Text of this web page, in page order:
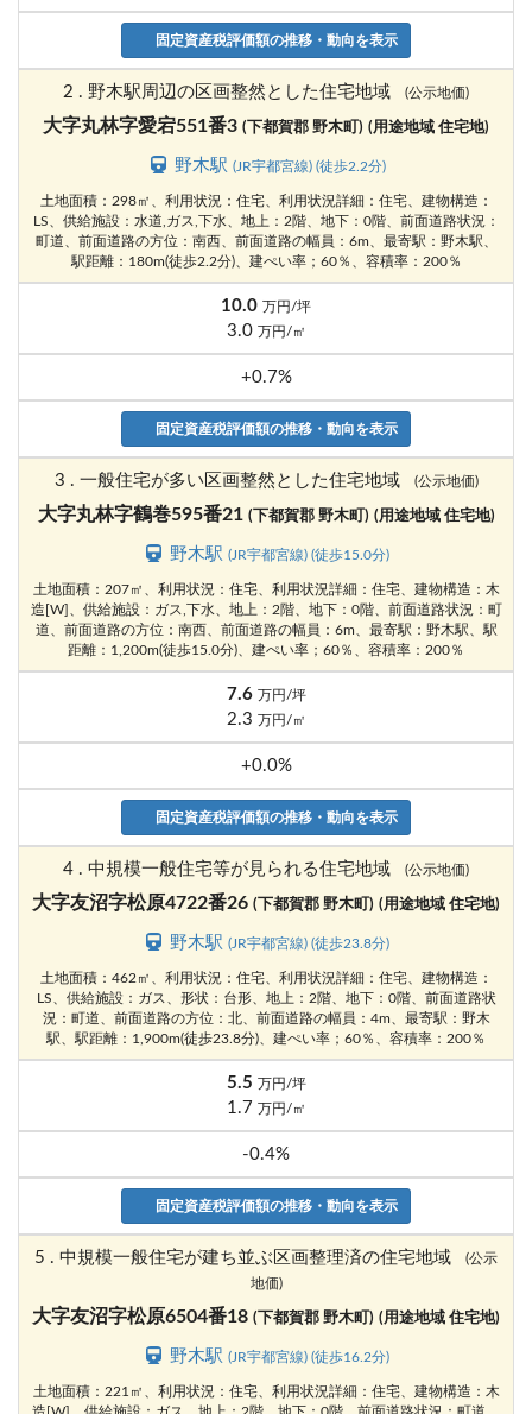
固定資産税評価額の推移・動向を表示
2 . 野木駅周辺の区画整然とした住宅地域 (公示地価)
大字丸林字愛宕551番3 (下都賀郡 野木町) (用途地域 住宅地)
野木駅 (JR宇都宮線) (徒歩2.2分)
土地面積：298㎡、利用状況：住宅、利用状況詳細：住宅、建物構造：
LS、供給施設：水道,ガス,下水、地上：2階、地下：0階、前面道路状況：
町道、前面道路の方位：南西、前面道路の幅員：6m、最寄駅：野木駅、
駅距離：180m(徒歩2.2分)、建ぺい率；60％、容積率：200％
10.0 万円/坪
3.0 万円/㎡
+0.7%
固定資産税評価額の推移・動向を表示
3 . 一般住宅が多い区画整然とした住宅地域 (公示地価)
大字丸林字鶴巻595番21 (下都賀郡 野木町) (用途地域 住宅地)
野木駅(JR宇都宮線) (徒歩15.0分)
土地面積：207㎡、利用状況：住宅、利用状況詳細：住宅、建物構造：木
造[W]、供給施設：ガス,下水、地上：2階、地下：0階、前面道路状況：町
道、前面道路の方位：南西、前面道路の幅員：6m、最寄駅：野木駅、駅
距離：1,200m(徒歩15.0分)、建ぺい率；60％、容積率：200％
7.6 万円/坪
2.3 万円/㎡
+0.0%
固定資産税評価額の推移・動向を表示
4 . 中規模一般住宅等が見られる住宅地域 (公示地価)
大字友沼字松原4722番26 (下都賀郡 野木町) (用途地域 住宅地)
野木駅(JR宇都宮線) (徒歩23.8分)
土地面積：462㎡、利用状況：住宅、利用状況詳細：住宅、建物構造：
LS、供給施設：ガス、形状：台形、地上：2階、地下：0階、前面道路状
況：町道、前面道路の方位：北、前面道路の幅員：4m、最寄駅：野木
駅、駅距離：1,900m(徒歩23.8分)、建ぺい率；60％、容積率：200％
5.5 万円/坪
1.7 万円/㎡
-0.4%
固定資産税評価額の推移・動向を表示
5 . 中規模一般住宅が建ち並ぶ区画整理済の住宅地域
(公示
地価)
大字友沼字松原6504番18 (下都賀郡 野木町) (用途地域 住宅地)
野木駅(JR宇都宮線) (徒歩16.2分)
土地面積：221㎡、利用状況：住宅、利用状況詳細：住宅、建物構造：木